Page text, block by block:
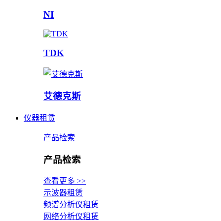
NI
TDK
艾德克斯
仪器租赁
产品检索
产品检索
查看更多 >>
示波器租赁
频谱分析仪租赁
网络分析仪租赁